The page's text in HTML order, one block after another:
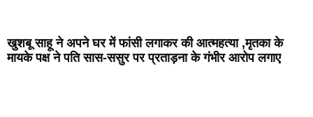
खुशबू साहू ने अपने घर में फांसी लगाकर की आत्महत्या ,मृतका के
मायके पक्ष ने पति सास-ससुर पर प्रताड़ना के गंभीर आरोप लगाए